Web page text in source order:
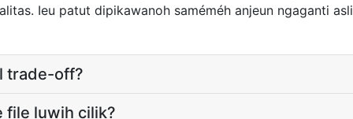
Ieu patut dipikawanoh saméméh anjeun ngaganti asli
trade-off?
file luwih cilik?